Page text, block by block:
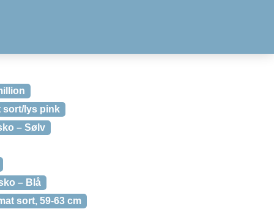
sort/lys pink
– Sølv
– Blå
sort, 59-63 cm